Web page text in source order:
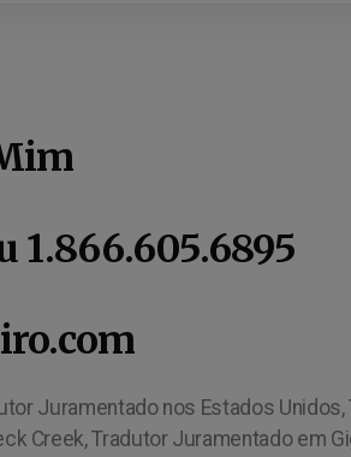
1.866.605.6895
Juramentado nos Estados
Creek, Tradutor Juramentado em